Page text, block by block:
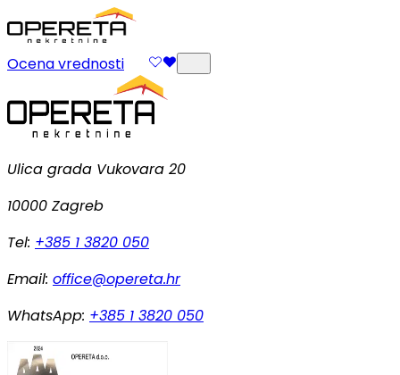
Ocena vrednosti
Ulica grada Vukovara 20
10000 Zagreb
Tel: +385 1 3820 050
Email: office@opereta.hr
WhatsApp: +385 1 3820 050